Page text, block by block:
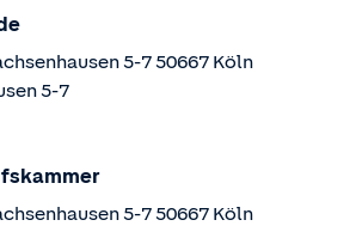
5-7 50667 Köln
5-7
5-7 50667 Köln